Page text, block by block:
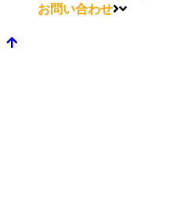
お問い合わせ